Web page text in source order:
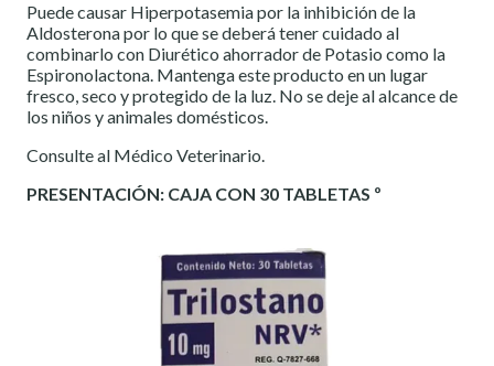
Puede causar Hiperpotasemia por la inhibición de la
Aldosterona por lo que se deberá tener cuidado al
combinarlo con Diurético ahorrador de Potasio como la
Espironolactona. Mantenga este producto en un lugar
fresco, seco y protegido de la luz. No se deje al alcance de
los niños y animales domésticos.
Consulte al Médico Veterinario.
PRESENTACIÓN: CAJA CON 30 TABLETAS º